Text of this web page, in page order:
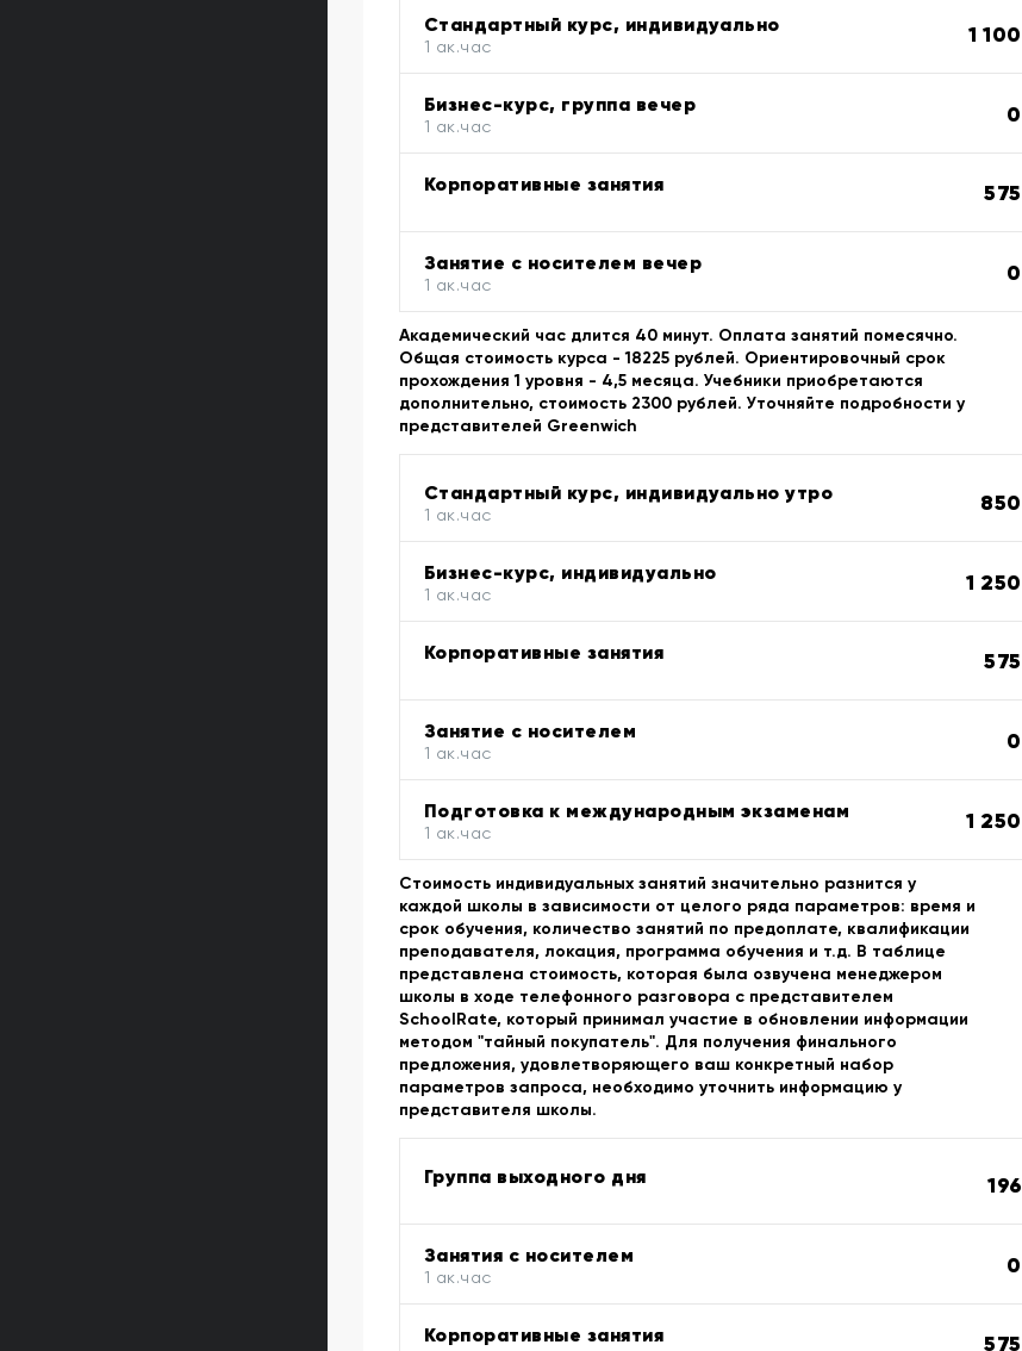
Стандартный курс, индивидуально
1 ак.час 1 100
Бизнес-курс, группа вечер
1 ак.час 0
Корпоративные занятия 575
Занятие с носителем вечер
1 ак.час 0
Академический час длится 40 минут. Оплата занятий помесячно.
Общая стоимость курса - 18225 рублей. Ориентировочный срок
прохождения 1 уровня - 4,5 месяца. Учебники приобретаются
дополнительно, стоимость 2300 рублей. Уточняйте подробности у
представителей Greenwich
Стандартный курс, индивидуально утро
1 ак.час 850
Бизнес-курс, индивидуально
1 ак.час 1 250
Корпоративные занятия 575
Занятие с носителем
1 ак.час 0
Подготовка к международным экзаменам
1 ак.час 1 250
Стоимость индивидуальных занятий значительно разнится у
каждой школы в зависимости от целого ряда параметров: время и
срок обучения, количество занятий по предоплате, квалификации
преподавателя, локация, программа обучения и т.д. В таблице
представлена стоимость, которая была озвучена менеджером
школы в ходе телефонного разговора с представителем
SchoolRate, который принимал участие в обновлении информации
методом "тайный покупатель". Для получения финального
предложения, удовлетворяющего ваш конкретный набор
параметров запроса, необходимо уточнить информацию у
представителя школы.
Группа выходного дня 196
Занятия с носителем
1 ак.час 0
Корпоративные занятия 575